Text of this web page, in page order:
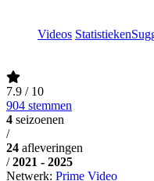
Videos Statistieken
7.9 / 10
904 stemmen
4 seizoenen
/
24 afleveringen
/ 2021 - 2025
Netwerk: Prime Video